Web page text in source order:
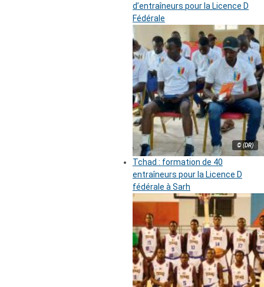
d’entraîneurs pour la Licence D
Fédérale
© (DR)
Tchad : formation de 40
entraîneurs pour la Licence D
fédérale à Sarh